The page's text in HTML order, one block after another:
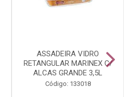
ASSADEIRA VIDRO
RETANGULAR MARINEX C/
ALCAS GRANDE 3,5L
Código: 133018